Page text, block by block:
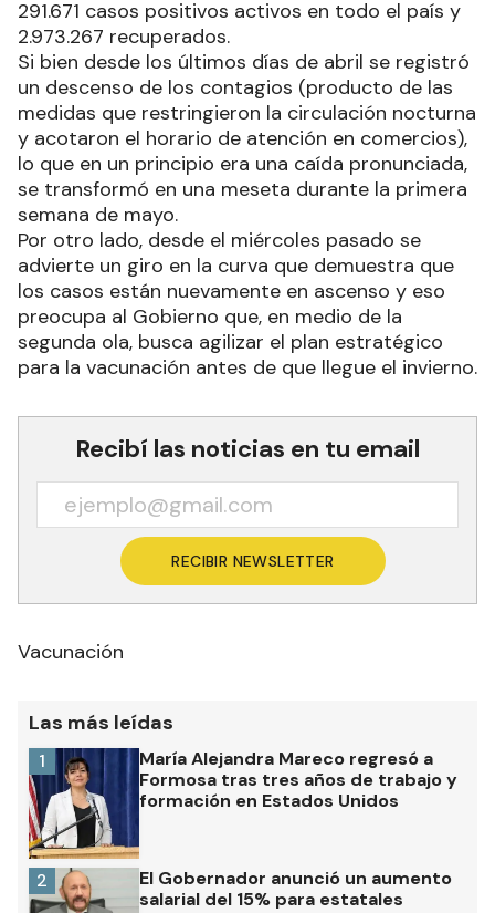
291.671 casos positivos activos en todo el país y
2.973.267 recuperados.
Si bien desde los últimos días de abril se registró
un descenso de los contagios (producto de las
medidas que restringieron la circulación nocturna
y acotaron el horario de atención en comercios),
lo que en un principio era una caída pronunciada,
se transformó en una meseta durante la primera
semana de mayo.
Por otro lado, desde el miércoles pasado se
advierte un giro en la curva que demuestra que
los casos están nuevamente en ascenso y eso
preocupa al Gobierno que, en medio de la
segunda ola, busca agilizar el plan estratégico
para la vacunación antes de que llegue el invierno.
Recibí las noticias en tu email
RECIBIR NEWSLETTER
Vacunación
Las más leídas
María Alejandra Mareco regresó a
Formosa tras tres años de trabajo y
formación en Estados Unidos
1
El Gobernador anunció un aumento
salarial del 15% para estatales
2